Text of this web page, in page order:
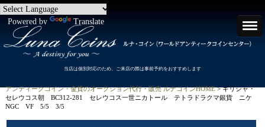
Powered by Translate
当店は個別対応のため、ご来店の際は事前予約をおすすめします
アンティークコイン・金貨のオークション代行・販売 ルナコインHOME> ギリシャ・
セレウコス朝 BC312-281 セレウコス一世ニカトール テトラドラクマ銀貨 ニケ
NGC VF 5/5 3/5